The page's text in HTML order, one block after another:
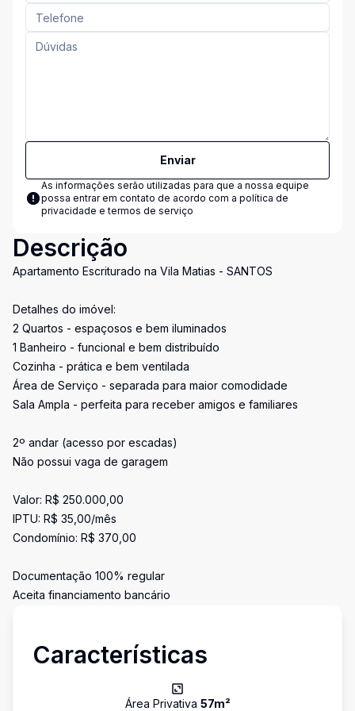
Enviar
As informações serão utilizadas para que a nossa equipe
possa entrar em contato de acordo com a política de
privacidade e termos de serviço
Descrição
Apartamento Escriturado na Vila Matias - SANTOS
Detalhes do imóvel:
2 Quartos - espaçosos e bem iluminados
1 Banheiro - funcional e bem distribuído
Cozinha - prática e bem ventilada
Área de Serviço - separada para maior comodidade
Sala Ampla - perfeita para receber amigos e familiares
2º andar (acesso por escadas)
Não possui vaga de garagem
Valor: R$ 250.000,00
IPTU: R$ 35,00/mês
Condomínio: R$ 370,00
Documentação 100% regular
Aceita financiamento bancário
Características
Área Privativa 57m²